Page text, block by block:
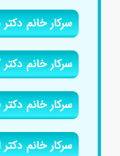
سرکار خانم
سرکار خانم
سرکار خانم
سرکار خانم